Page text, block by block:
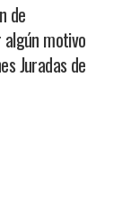
de
motivo
Juradas de